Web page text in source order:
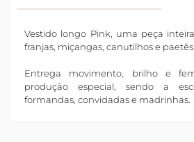
Vestido longo Pink, uma peça
franjas, miçangas, canutilhos e paetês.
Entrega movimento, brilho e
produção especial, sendo a
formandas, convidadas e madrinhas.